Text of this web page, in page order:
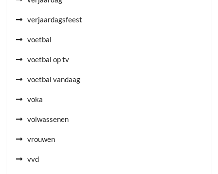
verjaardagsfeest
voetbal
voetbal op tv
voetbal vandaag
voka
volwassenen
vrouwen
vvd